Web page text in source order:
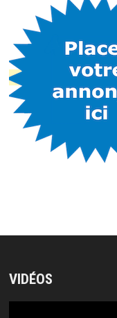
VIDÉOS